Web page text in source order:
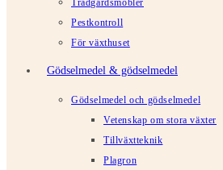
Trädgårdsmöbler
Pestkontroll
För växthuset
Gödselmedel & gödselmedel
Gödselmedel och gödselmedel
Vetenskap om stora växter
Tillväxtteknik
Plagron